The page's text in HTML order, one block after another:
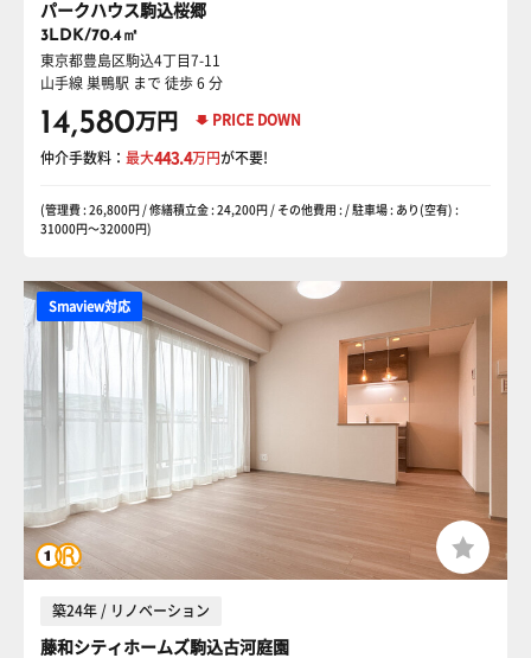
パークハウス駒込桜郷
3LDK/70.4㎡
東京都豊島区駒込4丁目7-11
山手線 巣鴨駅 まで 徒歩 6 分
14,580万円 PRICE DOWN
仲介手数料： 最大443.4万円が不要!
(管理費 : 26,800円 / 修繕積立金 : 24,200円 / その他費用 : / 駐車場 : あり(空有) :
31000円〜32000円)
Smaview対応
築24年 / リノベーション
藤和シティホームズ駒込古河庭園